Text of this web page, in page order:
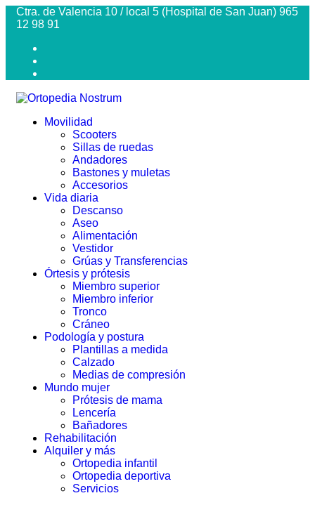
Ctra. de Valencia 10 / local 5 (Hospital de San Juan) 965
12 98 91
Movilidad
Scooters
Sillas de ruedas
Andadores
Bastones y muletas
Accesorios
Vida diaria
Descanso
Aseo
Alimentación
Vestidor
Grúas y Transferencias
Órtesis y prótesis
Miembro superior
Miembro inferior
Tronco
Cráneo
Podología y postura
Plantillas a medida
Calzado
Medias de compresión
Mundo mujer
Prótesis de mama
Lencería
Bañadores
Rehabilitación
Alquiler y más
Ortopedia infantil
Ortopedia deportiva
Servicios